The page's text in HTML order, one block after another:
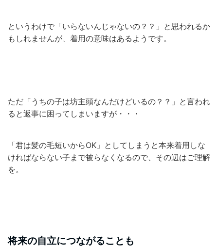
というわけで「いらないんじゃないの？？」と思われるか
もしれませんが、着用の意味はあるようです。
ただ「うちの子は坊主頭なんだけどいるの？？」と言われ
ると返事に困ってしまいますが・・・
「君は髪の毛短いからOK」としてしまうと本来着用しな
ければならない子まで被らなくなるので、その辺はご理解
を。
将来の自立につながることも